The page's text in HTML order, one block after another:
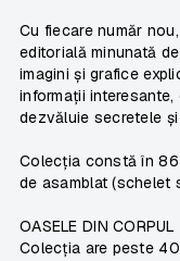
Cu fiecare număr
editorială minunată
imagini și grafice
informații interesante,
dezvăluie secretele
Colecția constă în 86
de asamblat (schelet
OASELE DIN
Colecția are peste